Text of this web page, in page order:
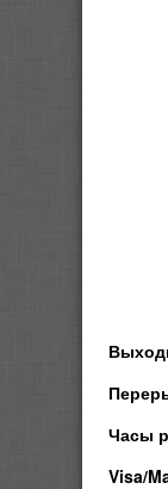
Часы
Visa/